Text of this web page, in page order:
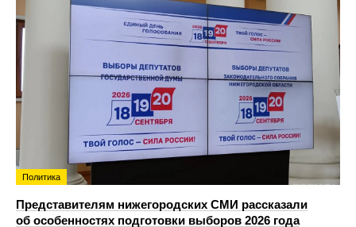
Политика
Представителям нижегородских СМИ рассказали
об особенностях подготовки выборов 2026 года